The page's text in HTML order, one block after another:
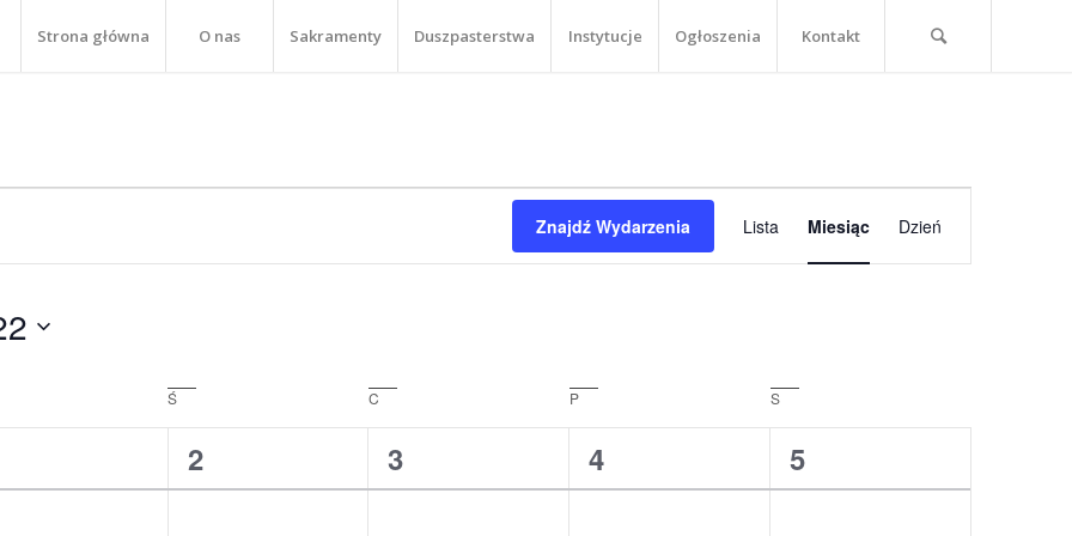
Strona główna O nas Sakramenty Duszpasterstwa Instytucje Ogłoszenia Kontakt
Znajdź Wydarzenia
Widoki
Lista Miesiąc Dzień
Ś C P S
1
wydarzenie,
2
1
wydarzenie,
3
1
wydarzenie,
4
1
wydarzenie,
5